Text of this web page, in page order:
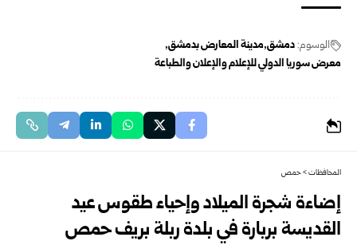
الوسوم:دمشق مدينة المعارض بدمشق
معرض سوريا الدولي للإعلام والإعلان والطباعة
المحافظات>حمص
إضاءة شجرة الميلاد وإحياء طقوس عيد
القديسة بربارة في بلدة ربلة بريف حمص